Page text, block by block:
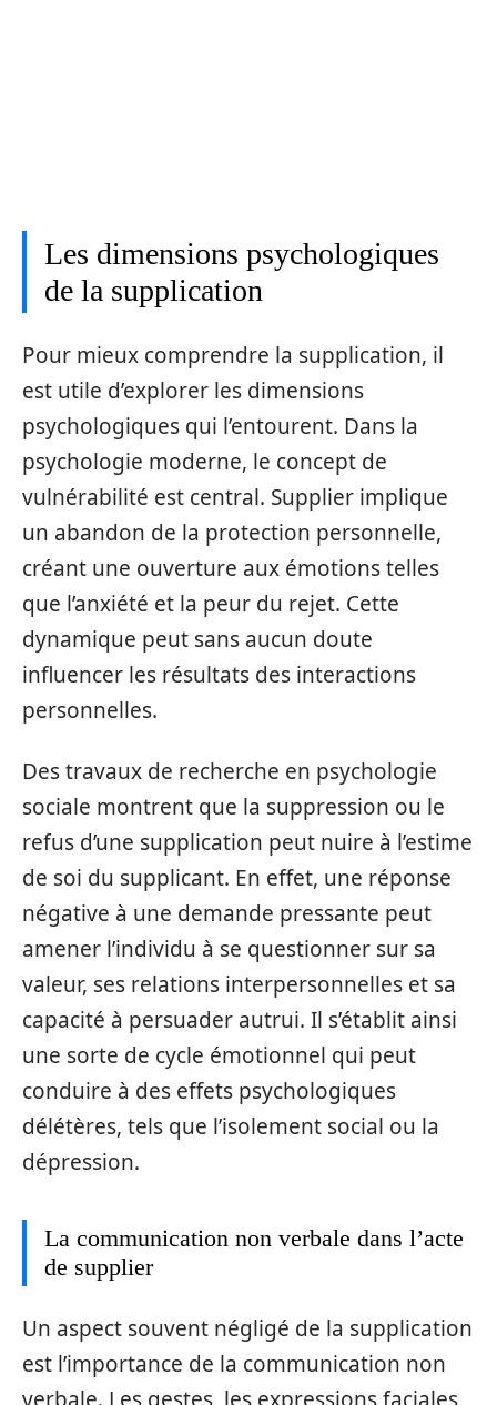
Les dimensions psychologiques
de la supplication
Pour mieux comprendre la supplication, il
est utile d’explorer les dimensions
psychologiques qui l’entourent. Dans la
psychologie moderne, le concept de
vulnérabilité est central. Supplier implique
un abandon de la protection personnelle,
créant une ouverture aux émotions telles
que l’anxiété et la peur du rejet. Cette
dynamique peut sans aucun doute
influencer les résultats des interactions
personnelles.
Des travaux de recherche en psychologie
sociale montrent que la suppression ou le
refus d’une supplication peut nuire à l’estime
de soi du supplicant. En effet, une réponse
négative à une demande pressante peut
amener l’individu à se questionner sur sa
valeur, ses relations interpersonnelles et sa
capacité à persuader autrui. Il s’établit ainsi
une sorte de cycle émotionnel qui peut
conduire à des effets psychologiques
délétères, tels que l’isolement social ou la
dépression.
La communication non verbale dans l’acte
de supplier
Un aspect souvent négligé de la supplication
est l’importance de la communication non